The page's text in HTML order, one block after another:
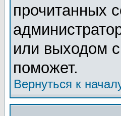
прочитанных
или выходом
поможет.
Вернуться к